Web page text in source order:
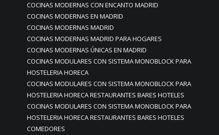
COCINAS MODERNAS CON ENCANTO MADRID
COCINAS MODERNAS EN MADRID
COCINAS MODERNAS MADRID
COCINAS MODERNAS MADRID PARA HOGARES
COCINAS MODERNAS ÚNICAS EN MADRID
COCINAS MODULARES CON SISTEMA MONOBLOCK PARA
HOSTELERIA HORECA
COCINAS MODULARES CON SISTEMA MONOBLOCK PARA
HOSTELERIA HORECA RESTAURANTES BARES HOTELES
COCINAS MODULARES CON SISTEMA MONOBLOCK PARA
HOSTELERIA HORECA RESTAURANTES BARES HOTELES
COMEDORES